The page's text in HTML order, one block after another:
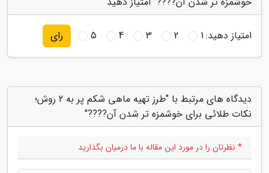
امتیاز دهید:1
2
3
4
5 رای
دیدگاه های مرتبط با "طرز تهیه ماهی شکم پر به 2 روش؛
نکات طلائی برای خوشمزه تر شدن آن????"
* نظرتان را در مورد این مقاله با ما درمیان بگذارید